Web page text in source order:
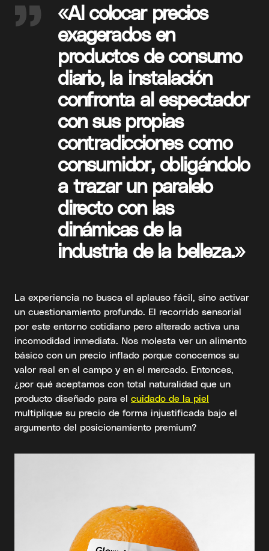
«Al colocar precios
exagerados en
productos de consumo
diario, la instalación
confronta al espectador
con sus propias
contradicciones como
consumidor, obligándolo
a trazar un paralelo
directo con las
dinámicas de la
industria de la belleza.»
La experiencia no busca el aplauso fácil, sino activar
un cuestionamiento profundo. El recorrido sensorial
por este entorno cotidiano pero alterado activa una
incomodidad inmediata. Nos molesta ver un alimento
básico con un precio inflado porque conocemos su
valor real en el campo y en el mercado. Entonces,
¿por qué aceptamos con total naturalidad que un
producto diseñado para el cuidado de la piel
multiplique su precio de forma injustificada bajo el
argumento del posicionamiento premium?